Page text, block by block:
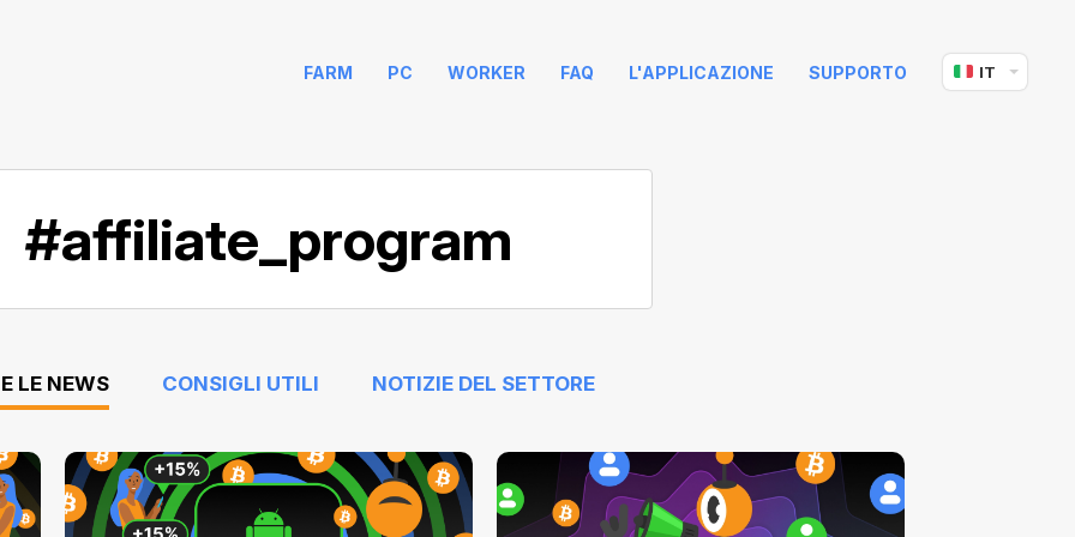
FARM PC WORKER FAQ L'APPLICAZIONE SUPPORTO IT
#affiliate_program
LE NEWS CONSIGLI UTILI NOTIZIE DEL SETTORE